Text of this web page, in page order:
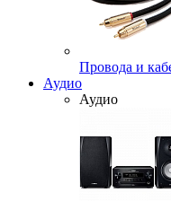
Провода и
Аудио
Аудио